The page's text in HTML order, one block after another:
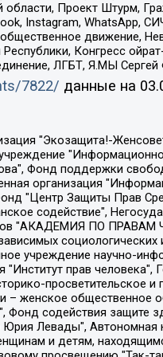
Проект Штурм,
Instagram, WhatsApp,
общественное
Конгресс
ЛГБТ, Я.МЫ Сергей
7822/ данные на
Лев Александрович, Савицкая Людмила Алексеевна, Автономная некоммерческая организация "Центр по работе с проблемой насилия "НАСИЛИЮ.НЕТ", Межрегиональный профессиональный союз работников здравоохранения "Альянс врачей", Юридическое лицо, зарегистрированное в Латвийской Республике, SIA "Medusa Project" (регистрационный номер 40103797863, дата регистрации 10.06.2014), Некоммерческая организация "Фонд по борьбе с коррупцией", Автономная некоммерческая организация "Институт права и публичной политики", Баданин Роман Сергеевич, Гликин Максим Александрович, Железнова Мария Михайловна, Лукьянова Юлия Сергеевна, Маетная Елизавета Витальевна, Маняхин Петр Борисович, Чуракова Ольга Владимировна, Ярош Юлия Петровна, Юридическое лицо "The Insider SIA", зарегистрированное в Риге, Латвийская Республика (дата регистрации 26.06.2015), являющееся администратором доменного имени интернет-издания "The Insider SIA", https://theins.ru, Постернак Алексей Евгеньевич, Рубин Михаил Аркадьевич, Анин Роман Александрович, Юридическое лицо Istories fonds, зарегистрированное в Латвийской Республике (регистрационный номер 50008295751, дата регистрации 24.02.2020), Великовский Дмитрий Александрович, Долинина Ирина Николаевна, Мароховская Алеся Алексеевна, Шлейнов Роман Юрьевич, Шмагун Олеся Валентиновна, Общество с ограниченной ответственностью "Альтаир 2021", Общество с ограниченной ответственностью "Вега 2021", Общество с ограниченной ответственностью "Главный редактор 2021", Общество с ограниченной ответственностью "Ромашки